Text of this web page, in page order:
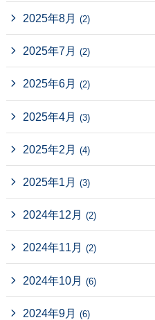
2025年8月 (2)
2025年7月 (2)
2025年6月 (2)
2025年4月 (3)
2025年2月 (4)
2025年1月 (3)
2024年12月 (2)
2024年11月 (2)
2024年10月 (6)
2024年9月 (6)